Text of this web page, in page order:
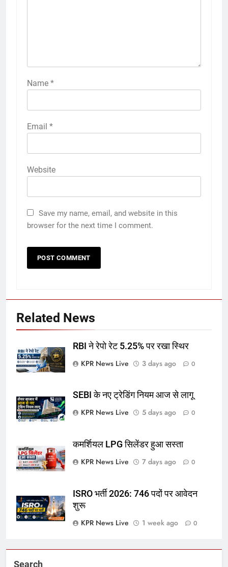
Name *
Email *
Website
Save my name, email, and website in this
browser for the next time I comment.
Related News
RBI ने रेपो रेट 5.25% पर रखा स्थिर
KPR News Live
3 days ago 0
SEBI के नए ट्रेडिंग नियम आज से लागू
KPR News Live
5 days ago 0
कमर्शियल LPG सिलेंडर हुआ सस्ता
KPR News Live
7 days ago 0
ISRO भर्ती 2026: 746 पदों पर आवेदन
शुरू
KPR News Live
1 week ago 0
Search